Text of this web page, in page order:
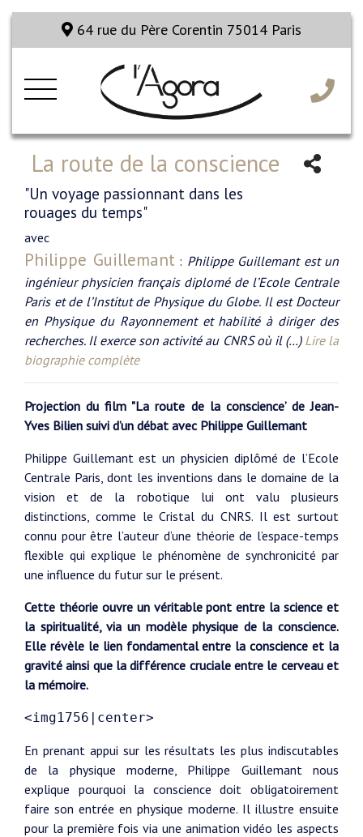
64 rue du Père Corentin 75014 Paris
La route de la conscience
"Un voyage passionnant dans les
rouages du temps"
avec
Philippe Guillemant: Philippe Guillemant est un
ingénieur physicien français diplomé de l’Ecole Centrale
Paris et de l’Institut de Physique du Globe. Il est Docteur
en Physique du Rayonnement et habilité à diriger des
recherches. Il exerce son activité au CNRS où il (…) Lire la
biographie complète
Projection du film "La route de la conscience’ de Jean-
Yves Bilien suivi d’un débat avec Philippe Guillemant
Philippe Guillemant est un physicien diplômé de l’Ecole
Centrale Paris, dont les inventions dans le domaine de la
vision et de la robotique lui ont valu plusieurs
distinctions, comme le Cristal du CNRS. Il est surtout
connu pour être l’auteur d’une théorie de l’espace-temps
flexible qui explique le phénomène de synchronicité par
une influence du futur sur le présent.
Cette théorie ouvre un véritable pont entre la science et
la spiritualité, via un modèle physique de la conscience.
Elle révèle le lien fondamental entre la conscience et la
gravité ainsi que la différence cruciale entre le cerveau et
la mémoire.
<img1756|center>
En prenant appui sur les résultats les plus indiscutables
de la physique moderne, Philippe Guillemant nous
explique pourquoi la conscience doit obligatoirement
faire son entrée en physique moderne. Il illustre ensuite
pour la première fois via une animation vidéo les aspects